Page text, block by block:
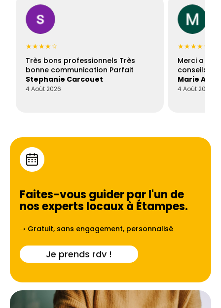
★★★★☆
Très bons professionnels Très
bonne communication Parfait
Stephanie Carcouet
4 Août 2026
★★★★★
Merci a
conseils
Marie
4 Août 2026
Faites-vous guider par l'un de
nos experts locaux à Étampes.
➝ Gratuit, sans engagement, personnalisé
Je prends rdv !